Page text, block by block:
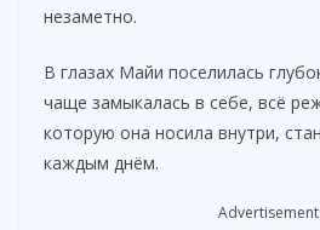
незаметно.
В глазах Майи поселилась
чаще замыкалась в себе, всё
которую она носила внутри,
каждым днём.